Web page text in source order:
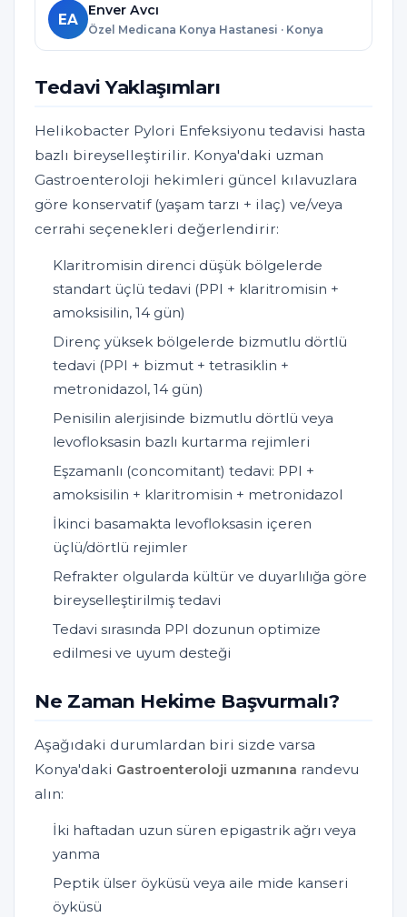
EA
Enver Avcı
Özel Medicana Konya Hastanesi · Konya
Tedavi Yaklaşımları
Helikobacter Pylori Enfeksiyonu tedavisi hasta
bazlı bireyselleştirilir. Konya'daki uzman
Gastroenteroloji hekimleri güncel kılavuzlara
göre konservatif (yaşam tarzı + ilaç) ve/veya
cerrahi seçenekleri değerlendirir:
Klaritromisin direnci düşük bölgelerde
standart üçlü tedavi (PPI + klaritromisin +
amoksisilin, 14 gün)
Direnç yüksek bölgelerde bizmutlu dörtlü
tedavi (PPI + bizmut + tetrasiklin +
metronidazol, 14 gün)
Penisilin alerjisinde bizmutlu dörtlü veya
levofloksasin bazlı kurtarma rejimleri
Eşzamanlı (concomitant) tedavi: PPI +
amoksisilin + klaritromisin + metronidazol
İkinci basamakta levofloksasin içeren
üçlü/dörtlü rejimler
Refrakter olgularda kültür ve duyarlılığa göre
bireyselleştirilmiş tedavi
Tedavi sırasında PPI dozunun optimize
edilmesi ve uyum desteği
Ne Zaman Hekime Başvurmalı?
Aşağıdaki durumlardan biri sizde varsa
Konya'daki Gastroenteroloji uzmanına randevu
alın:
İki haftadan uzun süren epigastrik ağrı veya
yanma
Peptik ülser öyküsü veya aile mide kanseri
öyküsü